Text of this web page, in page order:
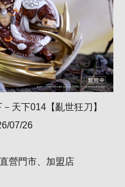
天下014【亂世狂刀】
07/26
營門市、加盟店